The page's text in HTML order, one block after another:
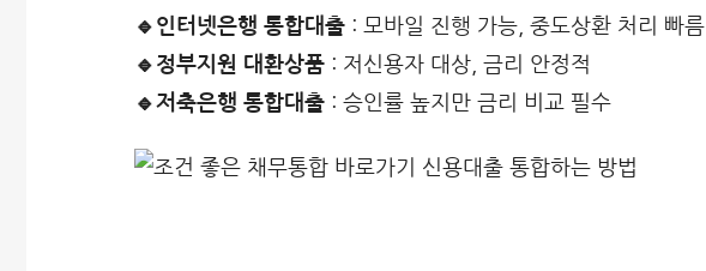
🔹인터넷은행 통합대출 : 모바일 진행 가능, 중도상환 처리 빠름
🔹정부지원 대환상품 : 저신용자 대상, 금리 안정적
🔹저축은행 통합대출 : 승인률 높지만 금리 비교 필수